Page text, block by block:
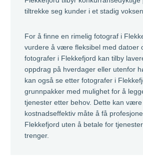
tiltrekke seg kunder i et stadig
For å finne en rimelig fotograf i
vurdere å være fleksibel med datoer
fotografer i Flekkefjord kan tilby
oppdrag på hverdager eller utenfor
kan også se etter fotografer i
grunnpakker med mulighet for å
tjenester etter behov. Dette kan være
kostnadseffektiv måte å få
Flekkefjord uten å betale for
trenger.